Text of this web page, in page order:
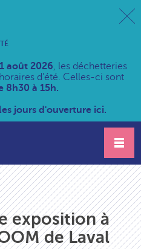
août 2026, les déchetteries
d'été. Celles-ci sont
8h30 à 15h.
jours d'ouverture ici.
exposition à
de Laval